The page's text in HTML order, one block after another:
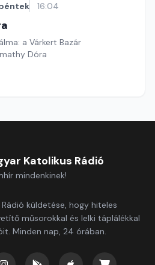
16:04
a Várkert Bazár
Dóra
Katolikus Rádió
mindenkinek!
küldetése, hogy hiteles
műsorokkal és lelki táplálékkal
Minden nap, 24 órában.